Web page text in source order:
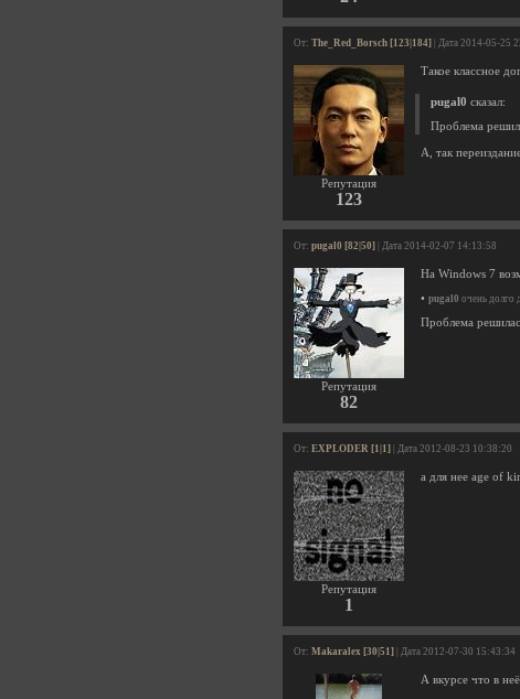
От: The_Red_Borsch [123|184] | Дата 2014-05-25
Репутация
123
Такое классное
pugal0 сказал:
Проблема
А, так
От: pugal0 [82|50] | Дата 2014-02-07 14:13:58
Репутация
82
На Windows 7
• pugal0 очень долго
Проблема
От: EXPLODER [1|1] | Дата 2012-08-23 10:38:20
Репутация
1
а для нее age of
От: Makaralex [30|51] | Дата 2012-07-30 15:43:34
А вкурсе что в